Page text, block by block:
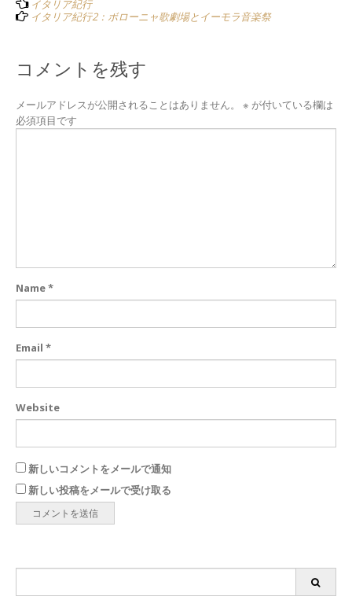
イタリア紀行
イタリア紀行2：ボローニャ歌劇場とイーモラ音楽祭
コメントを残す
メールアドレスが公開されることはありません。 ※ が付いている欄は
必須項目です
Name*
Email *
Website
新しいコメントをメールで通知
新しい投稿をメールで受け取る